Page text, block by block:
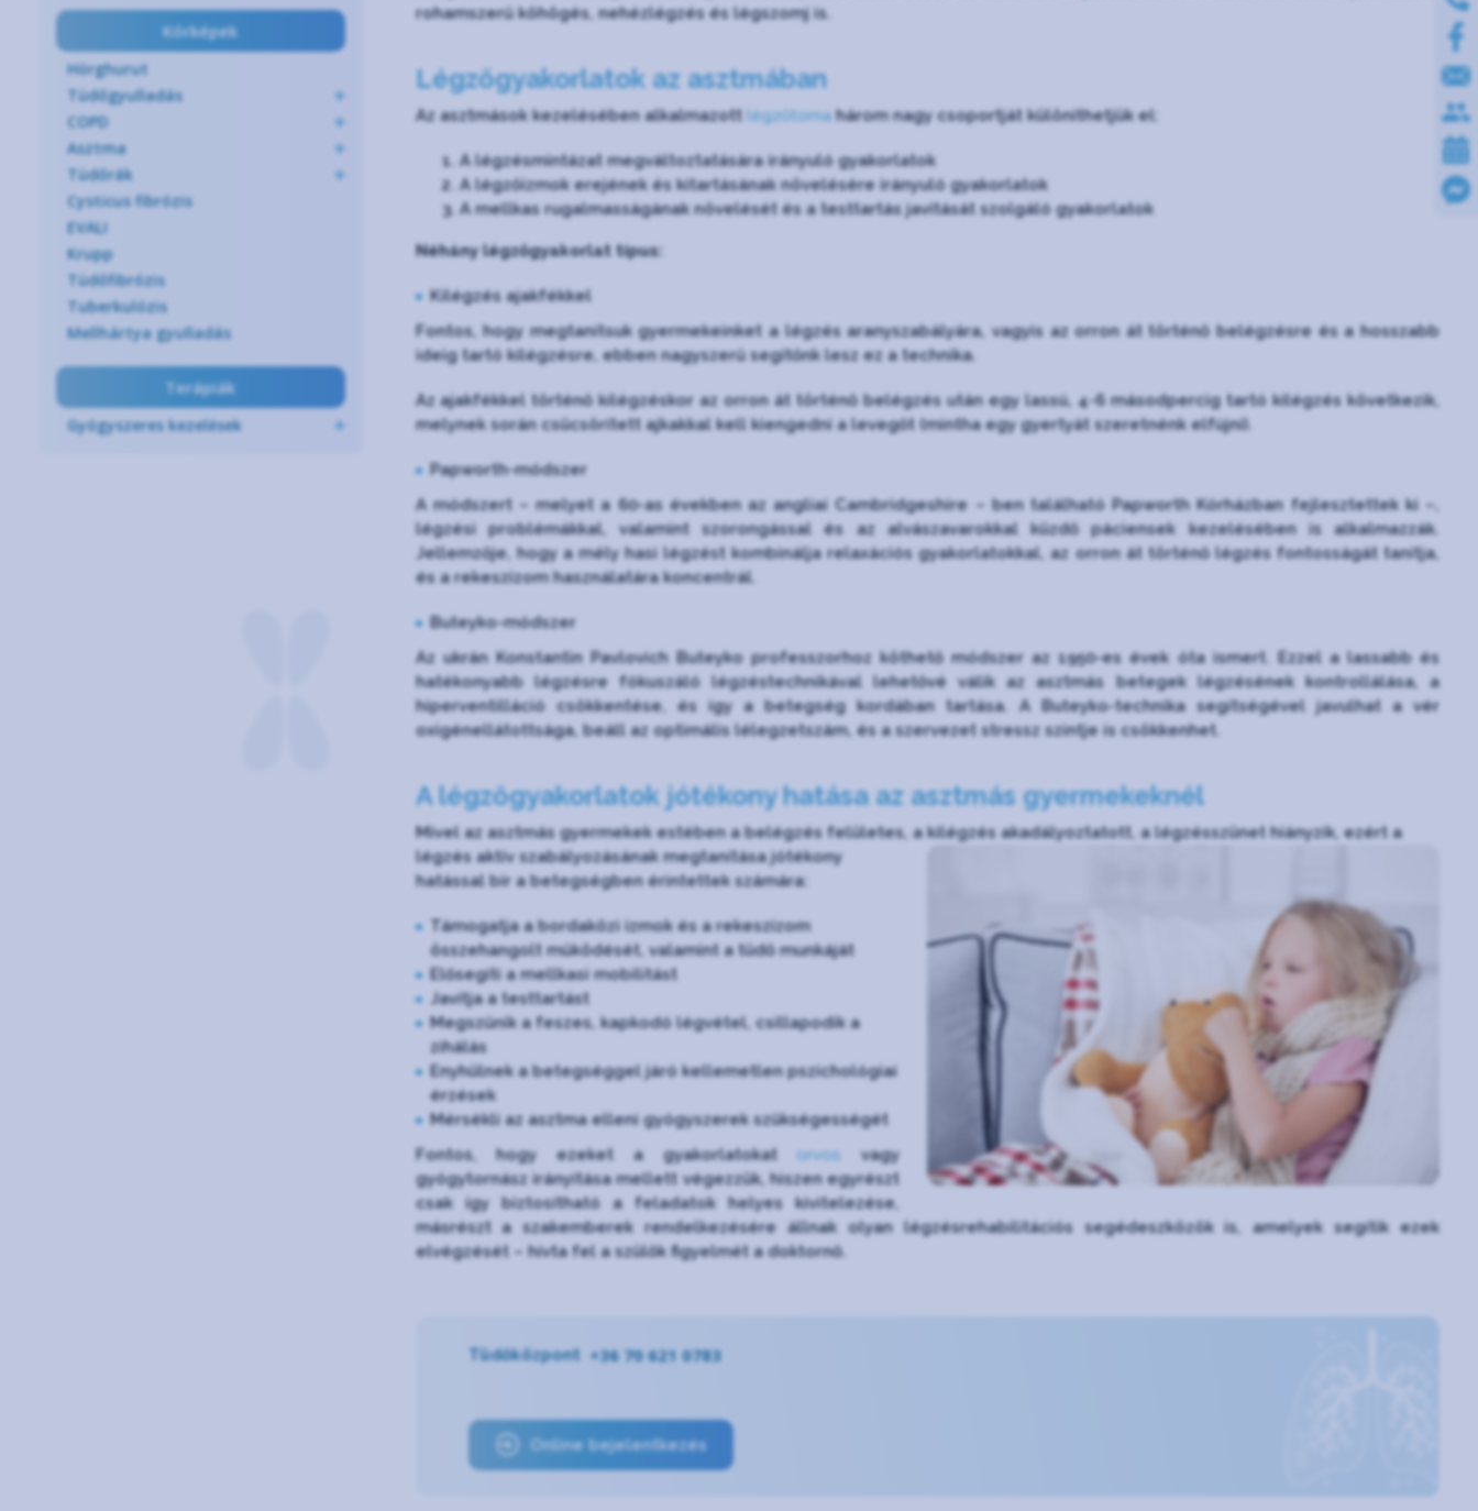
Kórképek
Hörghurut
Tüdőgyulladás
COPD
Asztma
Tüdőrák
Cysticus fibrózis
EVALI
Krupp
Tüdőfibrózis
Tuberkulózis
Mellhártya gyulladás
Terápiák
Gyógyszeres kezelések
rohamszerű köhögés, nehézlégzés és légszomj is.
Légzőgyakorlatok az asztmában
Az asztmások kezelésében alkalmazott légzőtornahárom nagy csoportját különíthetjük el:
A légzésmintázat megváltoztatására irányuló gyakorlatok
A légzőizmok erejének és kitartásának növelésére irányuló gyakorlatok
A mellkas rugalmasságának növelését és a testtartás javítását szolgáló gyakorlatok
Néhány légzőgyakorlat típus:
Kilégzés ajakfékkel
Fontos, hogy megtanítsuk gyermekeinket a légzés aranyszabályára, vagyis az orron át történő belégzésre és a hosszabb
ideig tartó kilégzésre, ebben nagyszerű segítőnk lesz ez a technika.
Az ajakfékkel történő kilégzéskor az orron át történő belégzés után egy lassú, 4-6 másodpercig tartó kilégzés következik,
melynek során csücsörített ajkakkal kell kiengedni a levegőt (mintha egy gyertyát szeretnénk elfújni).
Papworth-módszer
A módszert – melyet a 60-as években az angliai Cambridgeshire – ben található Papworth Kórházban fejlesztettek ki –,
légzési problémákkal, valamint szorongással és az alvászavarokkal küzdő páciensek kezelésében is alkalmazzák.
Jellemzője, hogy a mély hasi légzést kombinálja relaxációs gyakorlatokkal, az orron át történő légzés fontosságát tanítja,
és a rekeszizom használatára koncentrál.
Buteyko-módszer
Az ukrán Konstantin Pavlovich Buteyko professzorhoz köthető módszer az 1950-es évek óta ismert. Ezzel a lassabb és
hatékonyabb légzésre fókuszáló légzéstechnikával lehetővé válik az asztmás betegek légzésének kontrollálása, a
hiperventilláció csökkentése, és így a betegség kordában tartása. A Buteyko-technika segítségével javulhat a vér
oxigénellátottsága, beáll az optimális lélegzetszám, és a szervezet stressz szintje is csökkenhet.
A légzőgyakorlatok jótékony hatása az asztmás gyermekeknél
Mivel az asztmás gyermekek estében a belégzés felületes, a kilégzés akadályoztatott, a légzésszünethiányzik, ezért a
légzés aktív szabályozásának megtanítása jótékony
hatással bír a betegségben érintettek számára:
Támogatja a bordaközi izmok és a rekeszizom
összehangolt működését, valamint a tüdő munkáját
Elősegíti a mellkasi mobilitást
Javítja a testtartást
Megszűnik a feszes, kapkodó légvétel, csillapodik a
zihálás
Enyhülnek a betegséggel járó kellemetlen pszichológiai
érzések
Mérsékli az asztma elleni gyógyszerek szükségességét
Fontos, hogy ezeket a gyakorlatokatorvos vagy
gyógytornász irányítása mellett végezzük, hiszen egyrészt
csak így biztosítható a feladatok helyes kivitelezése,
másrészt a szakemberek rendelkezésére állnak olyan légzésrehabilitációs segédeszközök is, amelyek segítik ezek
elvégzését – hívta fel a szülők figyelmét a doktornő.
Tüdőközpont +36 70 621 0783
Online bejelentkezés